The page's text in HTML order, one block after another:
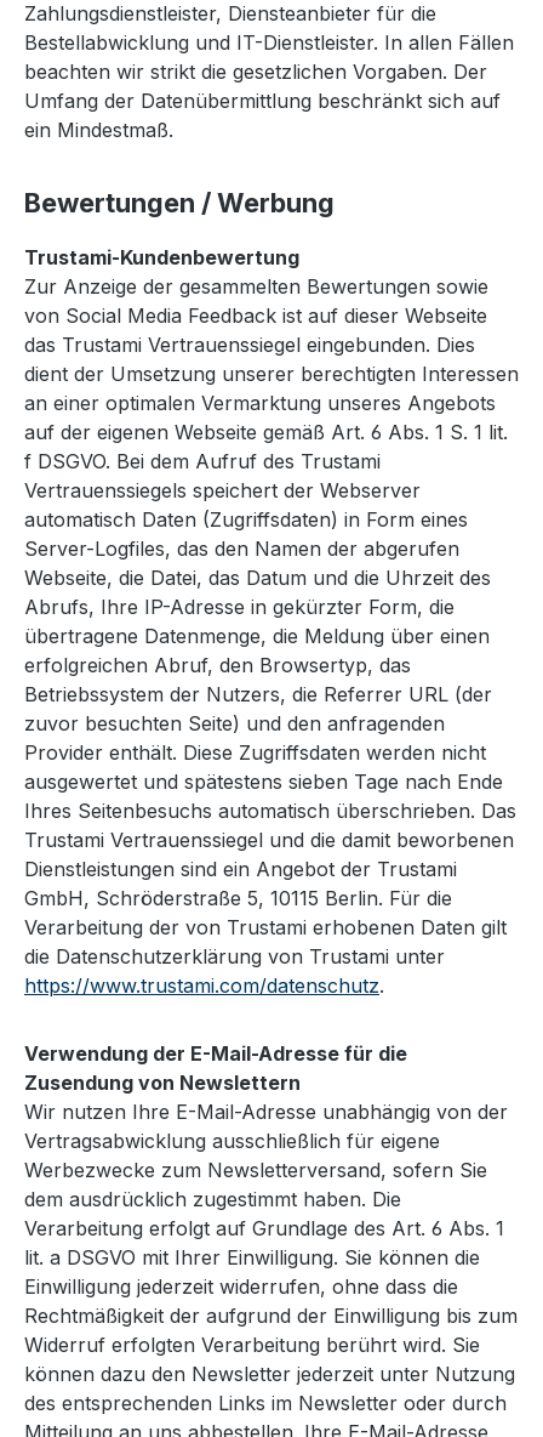
Zahlungsdienstleister, Diensteanbieter für die
Bestellabwicklung und IT-Dienstleister. In allen Fällen
beachten wir strikt die gesetzlichen Vorgaben. Der
Umfang der Datenübermittlung beschränkt sich auf
ein Mindestmaß.
Bewertungen / Werbung
Trustami-Kundenbewertung
Zur Anzeige der gesammelten Bewertungen sowie
von Social Media Feedback ist auf dieser Webseite
das Trustami Vertrauenssiegel eingebunden. Dies
dient der Umsetzung unserer berechtigten Interessen
an einer optimalen Vermarktung unseres Angebots
auf der eigenen Webseite gemäß Art. 6 Abs. 1 S. 1 lit.
f DSGVO. Bei dem Aufruf des Trustami
Vertrauenssiegels speichert der Webserver
automatisch Daten (Zugriffsdaten) in Form eines
Server-Logfiles, das den Namen der abgerufen
Webseite, die Datei, das Datum und die Uhrzeit des
Abrufs, Ihre IP-Adresse in gekürzter Form, die
übertragene Datenmenge, die Meldung über einen
erfolgreichen Abruf, den Browsertyp, das
Betriebssystem der Nutzers, die Referrer URL (der
zuvor besuchten Seite) und den anfragenden
Provider enthält. Diese Zugriffsdaten werden nicht
ausgewertet und spätestens sieben Tage nach Ende
Ihres Seitenbesuchs automatisch überschrieben. Das
Trustami Vertrauenssiegel und die damit beworbenen
Dienstleistungen sind ein Angebot der Trustami
GmbH, Schröderstraße 5, 10115 Berlin. Für die
Verarbeitung der von Trustami erhobenen Daten gilt
die Datenschutzerklärung von Trustami unter
https://www.trustami.com/datenschutz.
Verwendung der E-Mail-Adresse für die
Zusendung von Newslettern
Wir nutzen Ihre E-Mail-Adresse unabhängig von der
Vertragsabwicklung ausschließlich für eigene
Werbezwecke zum Newsletterversand, sofern Sie
dem ausdrücklich zugestimmt haben. Die
Verarbeitung erfolgt auf Grundlage des Art. 6 Abs. 1
lit. a DSGVO mit Ihrer Einwilligung. Sie können die
Einwilligung jederzeit widerrufen, ohne dass die
Rechtmäßigkeit der aufgrund der Einwilligung bis zum
Widerruf erfolgten Verarbeitung berührt wird. Sie
können dazu den Newsletter jederzeit unter Nutzung
des entsprechenden Links im Newsletter oder durch
Mitteilung an uns abbestellen. Ihre E-Mail-Adresse